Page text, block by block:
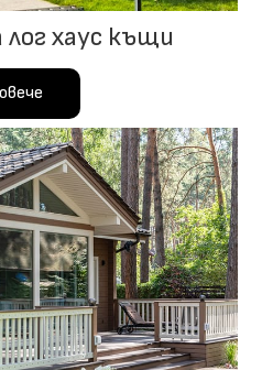
хаус къщи